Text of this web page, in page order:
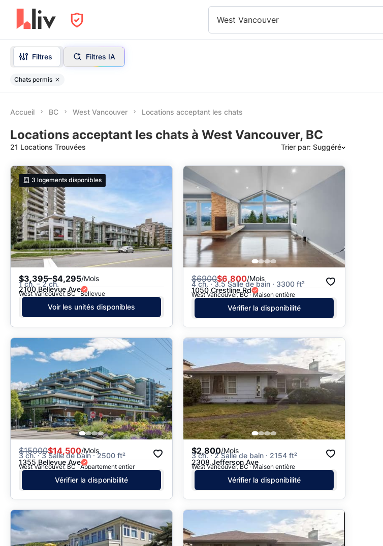
West Vancouver
Filtres Filtres IA
Chats permis
Accueil BC West Vancouver Locations acceptant les chats
Locations acceptant les chats à West Vancouver, BC
21 Locations Trouvées Trier par: Suggéré
Suggéré
Date: les plus anciens d’abord
Prix - $$$ à $
Prix - $ à $$$
3 logements disponibles
$3,395–$4,295/Mois
1 ch. – 2 ch.
2100 Bellevue Ave
West Vancouver, BC · Bellevue
Voir les unités disponibles
$6900$6,800/Mois
4 ch. · 3.5 Salle de bain · 3300 ft²
1050 Crestline Rd
West Vancouver, BC · Maison entière
Vérifier la disponibilité
$15000$14,500/Mois
3 ch. · 3 Salle de bain · 2500 ft²
1355 Bellevue Ave
West Vancouver, BC · Appartement entier
Vérifier la disponibilité
$2,800/Mois
3 ch. · 2 Salle de bain · 2154 ft²
2308 Jefferson Ave
West Vancouver, BC · Maison entière
Vérifier la disponibilité